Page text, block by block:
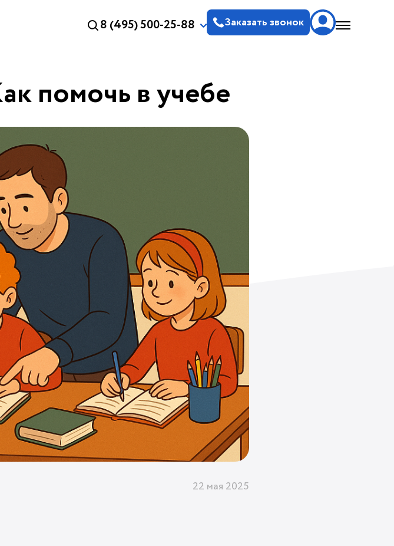
8 (495) 500-25-88 Заказать звонок
помочь в учебе
22 мая 2025